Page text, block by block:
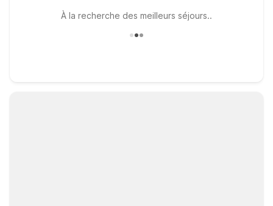
À la recherche des meilleurs séjours..